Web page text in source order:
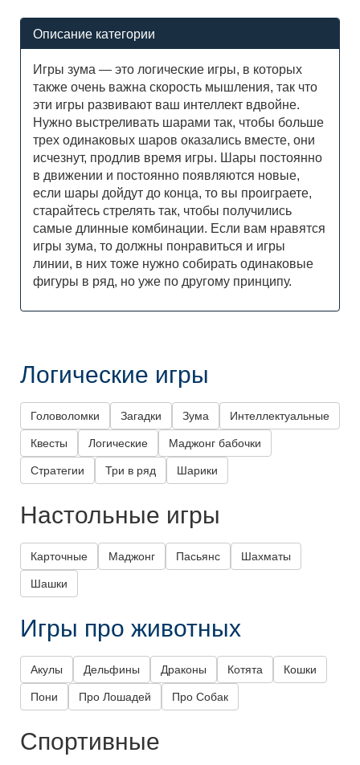
Описание категории
Игры зума — это логические игры, в которых
также очень важна скорость мышления, так что
эти игры развивают ваш интеллект вдвойне.
Нужно выстреливать шарами так, чтобы больше
трех одинаковых шаров оказались вместе, они
исчезнут, продлив время игры. Шары постоянно
в движении и постоянно появляются новые,
если шары дойдут до конца, то вы проиграете,
старайтесь стрелять так, чтобы получились
самые длинные комбинации. Если вам нравятся
игры зума, то должны понравиться и игры
линии, в них тоже нужно собирать одинаковые
фигуры в ряд, но уже по другому принципу.
Логические игры
Головоломки Загадки Зума Интеллектуальные
Квесты Логические Маджонг бабочки
Стратегии Три в ряд Шарики
Настольные игры
Карточные Маджонг Пасьянс Шахматы
Шашки
Игры про животных
Акулы Дельфины Драконы Котята Кошки
Пони Про Лошадей Про Собак
Спортивные